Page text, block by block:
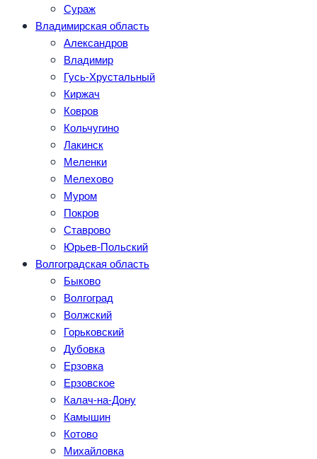
Сураж
Владимирская область
Александров
Владимир
Гусь-Хрустальный
Киржач
Ковров
Кольчугино
Лакинск
Меленки
Мелехово
Муром
Покров
Ставрово
Юрьев-Польский
Волгоградская область
Быково
Волгоград
Волжский
Горьковский
Дубовка
Ерзовка
Ерзовское
Калач-на-Дону
Камышин
Котово
Михайловка